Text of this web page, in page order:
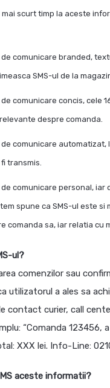
mai scurt timp la aceste
de comunicare branded,
SMS-ul de la
de comunicare concis,
despre comanda.
de comunicare
transmis.
comunicare personal,
spune ca SMS-ul este
comanda sa, iar relatia cu
ul?
comenzilor sau
utilizatorul a ales sa
contact curier, call
“Comanda 123456,
XXX lei. Info-Line:
aceste informatii?